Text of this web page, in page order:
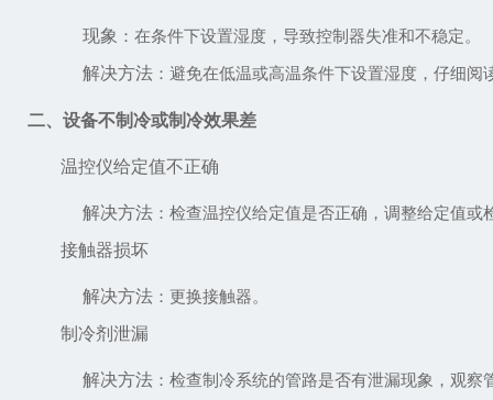
现象 ：在条件下设置湿度，导致控制器失准和不稳定。
解决方法 ：避免在低温或高温条件下设置湿度，仔细
二、设备不制冷或制冷效果差
温控仪给定值不正确
解决方法 ：检查温控仪给定值是否正确，调整给定值或
接触器损坏
解决方法 ：更换接触器。
制冷剂泄漏
解决方法 ：检查制冷系统的管路是否有泄漏现象，观